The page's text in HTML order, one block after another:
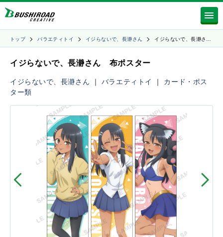
トップ バラエティトイ イジらないで、長瀞さん イジらないで、長瀞さ…
イジらないで、長瀞さん 布ポスター
イジらないで、長瀞さん ｜ バラエティトイ ｜ カード・ポス
ター類